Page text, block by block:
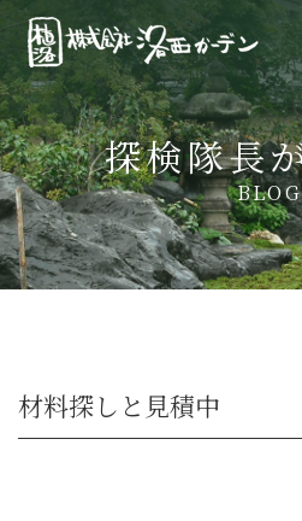
探検隊長
BLOG
材料探しと見積中